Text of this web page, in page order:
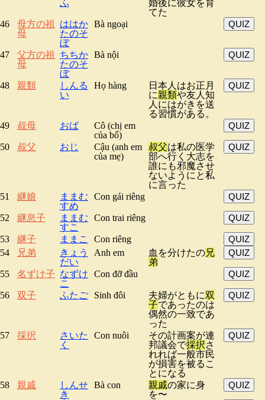
ふ
婚後に彼女を育
てた
46
母方の祖
母
ははか
たのそ
ぼ
Bà ngoại QUIZ
47
父方の祖
母
ちちか
たのそ
ぼ
Bà nội QUIZ
48 親類
しんる
い
Họ hàng
日本人はお正月
に親類や友人知
人にはがきを送
る習慣がある。
QUIZ
49 叔母 おば
Cô (chị em
của bố)
QUIZ
50 叔父 おじ
Cậu (anh em
của mẹ)
叔父は私の医学
部へ行く大志を
誰にも邪魔させ
ないようにと私
に言った
QUIZ
51 継娘
ままむ
すめ
Con gái riêng QUIZ
52 継息子
ままむ
すこ
Con trai riêng QUIZ
53 継子 ままこ Con riêng
QUIZ
54
兄弟
きょう
だい
Anh em 血を分けたの兄
弟
QUIZ
55 名ずけ子 なずけ
こ
Con đỡ đầu QUIZ
56 双子 ふたご Sinh đôi 夫婦がともに双
子であったのは
偶然の一致であ
った
QUIZ
57 採択
さいた
く
Con nuôi
その計画案が連
邦議会で採択さ
れれば一般市民
が損害を被るこ
とになる
QUIZ
58 親戚
しんせ
き
Bà con 親戚の家に身
を〜
QUIZ